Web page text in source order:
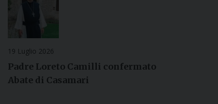
19 Luglio 2026
Padre Loreto Camilli confermato
Abate di Casamari